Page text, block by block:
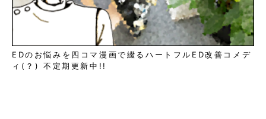
EDのお悩みを四コマ漫画で綴るハートフルED改善コメデ
ィ(？) 不定期更新中!!